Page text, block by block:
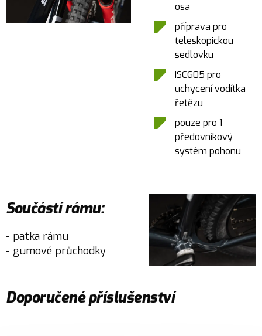
osa
příprava pro
teleskopickou
sedlovku
ISCG05 pro
uchycení vodítka
řetězu
pouze pro 1
předovníkový
systém pohonu
Součástí rámu:
- patka rámu
- gumové průchodky
Doporučené příslušenství